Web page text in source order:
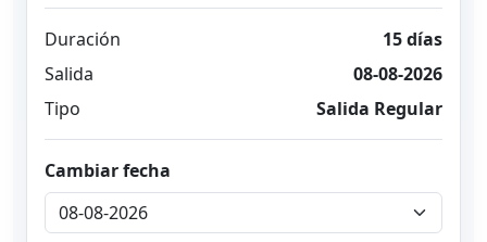
Duración
15 días
Salida
08-08-2026
Tipo
Salida Regular
Cambiar fecha